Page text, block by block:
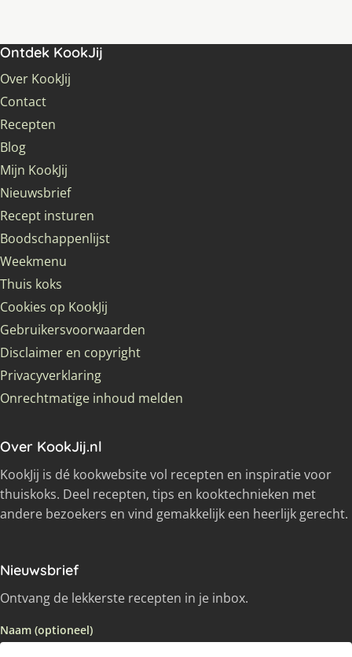
Ontdek KookJij
Over KookJij
Contact
Recepten
Blog
Mijn KookJij
Nieuwsbrief
Recept insturen
Boodschappenlijst
Weekmenu
Thuis koks
Cookies op KookJij
Gebruikersvoorwaarden
Disclaimer en copyright
Privacyverklaring
Onrechtmatige inhoud melden
Over KookJij.nl
KookJij is dé kookwebsite vol recepten en inspiratie voor
thuiskoks. Deel recepten, tips en kooktechnieken met
andere bezoekers en vind gemakkelijk een heerlijk gerecht.
Nieuwsbrief
Ontvang de lekkerste recepten in je inbox.
Naam (optioneel)